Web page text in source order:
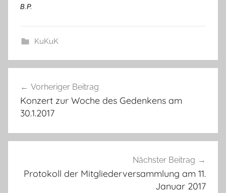
B.P.
KuKuK
Vorheriger Beitrag
Konzert zur Woche des Gedenkens am
30.1.2017
Nächster Beitrag
Protokoll der Mitgliederversammlung am 11.
Januar 2017